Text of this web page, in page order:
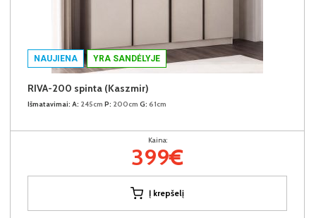
NAUJIENA YRA SANDĖLYJE
RIVA-200 spinta (Kaszmir)
Išmatavimai: A: 245cm P: 200cm G: 61cm
Kaina:
399€
Į krepšelį